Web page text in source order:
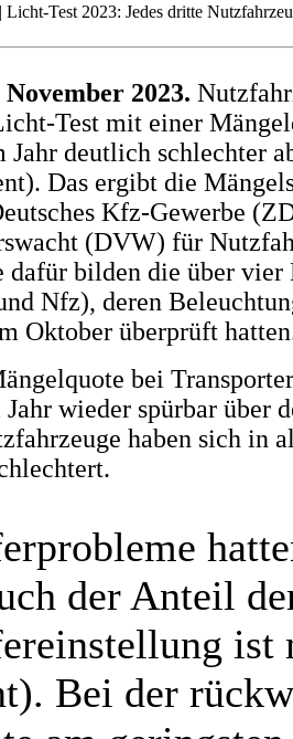
Test 2023: Jedes dritte
2023.
Test mit einer
Jahr deutlich schlechter
Das ergibt die
Kfz-Gewerbe
(DVW) für
dafür bilden die über
Nfz), deren
Oktober überprüft
bei
wieder spürbar über
haben sich in
der Anteil
ist
Bei der